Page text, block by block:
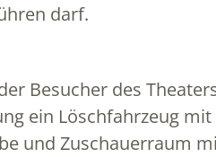
darf.
Besucher des
ein Löschfahrzeug
und Zuschauerraum